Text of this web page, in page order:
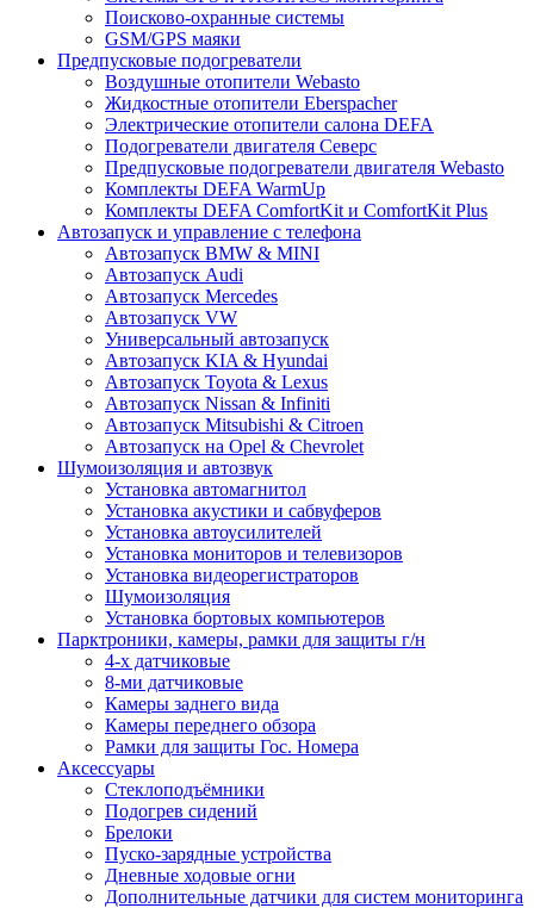
Поисково-охранные системы
GSM/GPS маяки
Предпусковые подогреватели
Воздушные отопители Webasto
Жидкостные отопители Eberspacher
Электрические отопители салона DEFA
Подогреватели двигателя Северс
Предпусковые подогреватели двигателя Webasto
Комплекты DEFA WarmUp
Комплекты DEFA ComfortKit и ComfortKit Plus
Автозапуск и управление с телефона
Автозапуск BMW & MINI
Автозапуск Audi
Автозапуск Mercedes
Автозапуск VW
Универсальный автозапуск
Автозапуск KIA & Hyundai
Автозапуск Toyota & Lexus
Автозапуск Nissan & Infiniti
Автозапуск Mitsubishi & Citroen
Автозапуск на Opel & Chevrolet
Шумоизоляция и автозвук
Установка автомагнитол
Установка акустики и сабвуферов
Установка автоусилителей
Установка мониторов и телевизоров
Установка видеорегистраторов
Шумоизоляция
Установка бортовых компьютеров
Парктроники, камеры, рамки для защиты г/н
4-х датчиковые
8-ми датчиковые
Камеры заднего вида
Камеры переднего обзора
Рамки для защиты Гос. Номера
Аксессуары
Стеклоподъёмники
Подогрев сидений
Брелоки
Пуско-зарядные устройства
Дневные ходовые огни
Дополнительные датчики для систем мониторинга